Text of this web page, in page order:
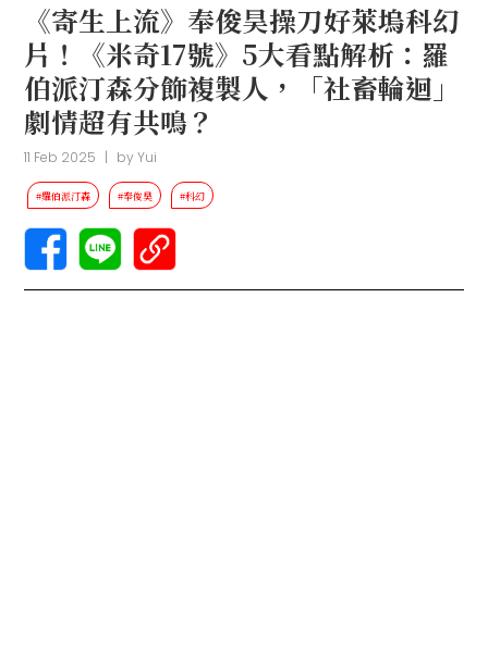
《寄生上流》奉俊昊操刀好萊塢科幻
片！《米奇17號》5大看點解析：羅
伯派汀森分飾複製人，「社畜輪迴」
劇情超有共鳴？
11 Feb 2025 | byYui
#羅伯派汀森 #奉俊昊 #科幻